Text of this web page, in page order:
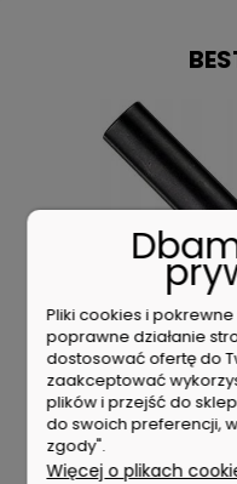
MILWAUKEE Uchwyt
HEX 1/4 60mm
13,89
Pliki cookies i
poprawne działanie
dostosować ofertę do
zaakceptować
plików i przejść do
do swoich preferencji,
zgody".
Więcej o plikach